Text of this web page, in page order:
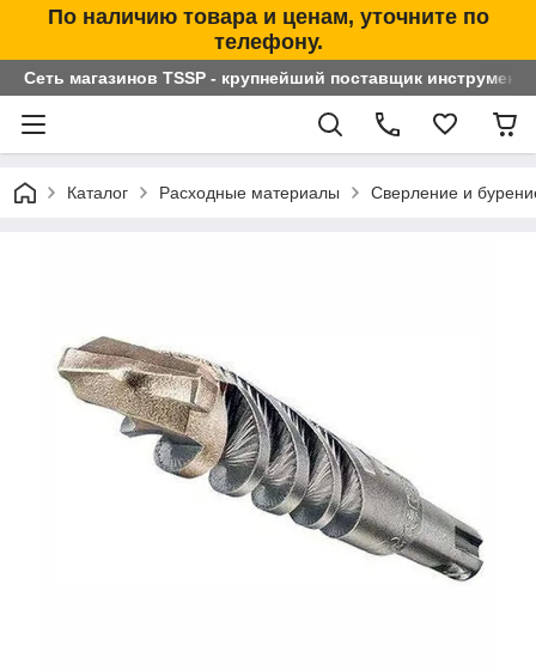
По наличию товара и ценам, уточните по
телефону.
Сеть магазинов TSSP - крупнейший поставщик
Каталог Расходные материалы Сверление и